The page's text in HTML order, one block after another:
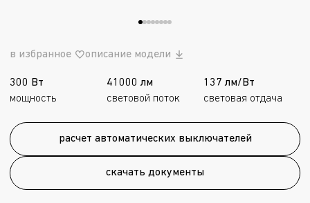
в избранное описание модели
300 Вт
мощность
41000 лм
световой поток
137 лм/Вт
световая отдача
расчет автоматических выключателей
скачать документы